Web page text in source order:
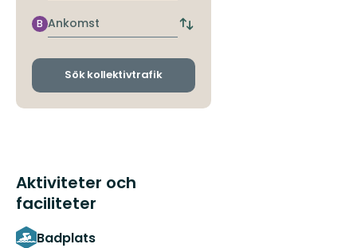
hållplats
Ankomst
B
Byt
och
Sök kollektivtrafik
Aktiviteter och
faciliteter
Badplats